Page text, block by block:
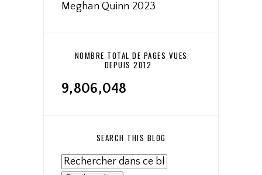
Meghan Quinn 2023
NOMBRE TOTAL DE PAGES VUES
DEPUIS 2012
9,806,048
SEARCH THIS BLOG